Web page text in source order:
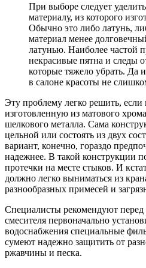
При выборе следует
материалу, из которого
Обычно это либо латунь,
материал менее
латунью. Наиболее частой
некрасивые пятна и следы
которые тяжело убрать. Да
в салоне красоты не
Эту проблему легко решить, если
изготовленную из матового
шелкового металла. Сама
цельной или состоять из двух
вариант, конечно, гораздо
надежнее. В такой конструкции
протечки на месте стыков. И
должно легко выниматься из
разнообразных примесей и
Специалисты рекомендуют
смесителя первоначально
водоснабжения специальные
сумеют надежно защитить от
ржавчины и песка.